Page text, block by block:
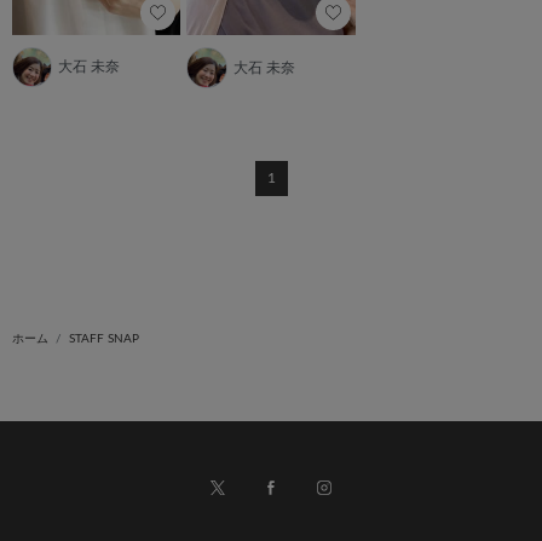
大石 未奈 大石 未奈
1
ホーム STAFF SNAP